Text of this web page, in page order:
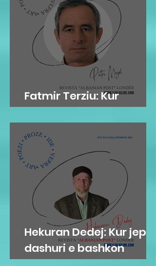
Fatmir Terziu: Kur
'arkivat' flasin…
Hekuran Dedej: Kur jep
dashuri e bashkon